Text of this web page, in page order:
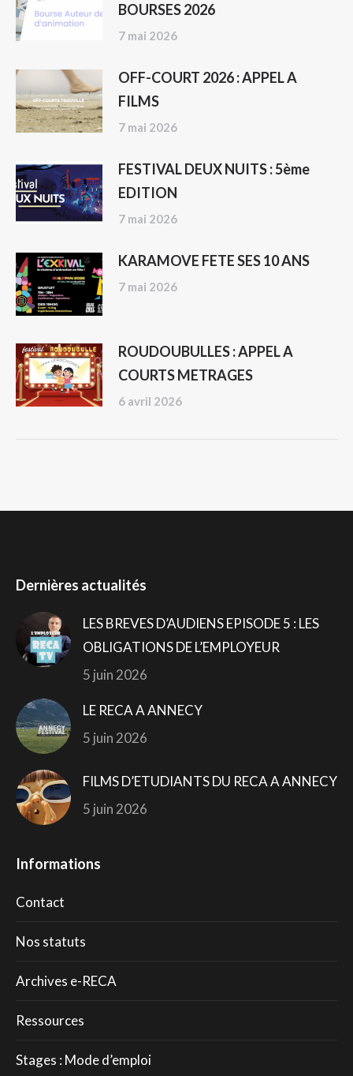
BOURSES 2026
7 mai 2026
OFF-COURT 2026 : APPEL A
FILMS
7 mai 2026
FESTIVAL DEUX NUITS : 5ème
EDITION
7 mai 2026
KARAMOVE FETE SES 10 ANS
7 mai 2026
ROUDOUBULLES : APPEL A
COURTS METRAGES
6 avril 2026
Dernières actualités
LES BREVES D’AUDIENS EPISODE 5 : LES
OBLIGATIONS DE L’EMPLOYEUR
5 juin 2026
LE RECA A ANNECY
5 juin 2026
FILMS D’ETUDIANTS DU RECA A ANNECY
5 juin 2026
Informations
Contact
Nos statuts
Archives e-RECA
Ressources
Stages : Mode d’emploi